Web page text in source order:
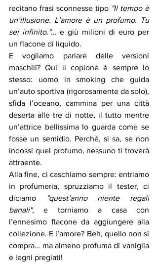
recitano frasi sconnesse tipo "Il tempo è
un’illusione. L’amore è un profumo. Tu
sei infinito."… e giù milioni di euro per
un flacone di liquido.
E vogliamo parlare delle versioni
maschili? Qui il copione è sempre lo
stesso: uomo in smoking che guida
un’auto sportiva (rigorosamente da solo),
sfida l’oceano, cammina per una città
deserta alle tre di notte, il tutto mentre
un’attrice bellissima lo guarda come se
fosse un semidio. Perché, si sa, se non
indossi quel profumo, nessuno ti troverà
attraente.
Alla fine, ci caschiamo sempre: entriamo
in profumeria, spruzziamo il tester, ci
diciamo
"quest’anno niente regali
banali", e torniamo a casa con
l’ennesimo flacone da aggiungere alla
collezione. E l’amore? Beh, quello non si
compra… ma almeno profuma di vaniglia
e legni pregiati!